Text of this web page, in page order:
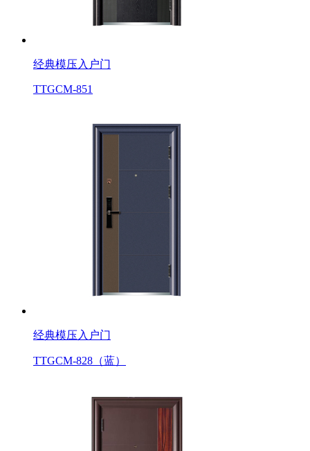
经典模压入户门
TTGCM-851
经典模压入户门
TTGCM-828（蓝）